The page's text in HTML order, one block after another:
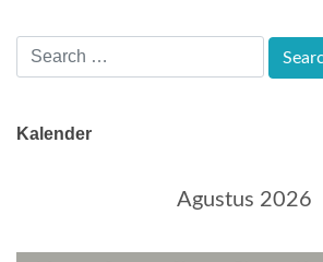
Kalender
Agustus 2026